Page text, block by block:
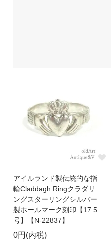
アイルランド製伝統的な指
輪Claddagh Ringクラダリ
ングスターリングシルバー
製ホールマーク刻印【17.5
号】【N-22837】
0円(内税)